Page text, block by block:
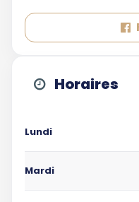
Horaires
Lundi
Mardi